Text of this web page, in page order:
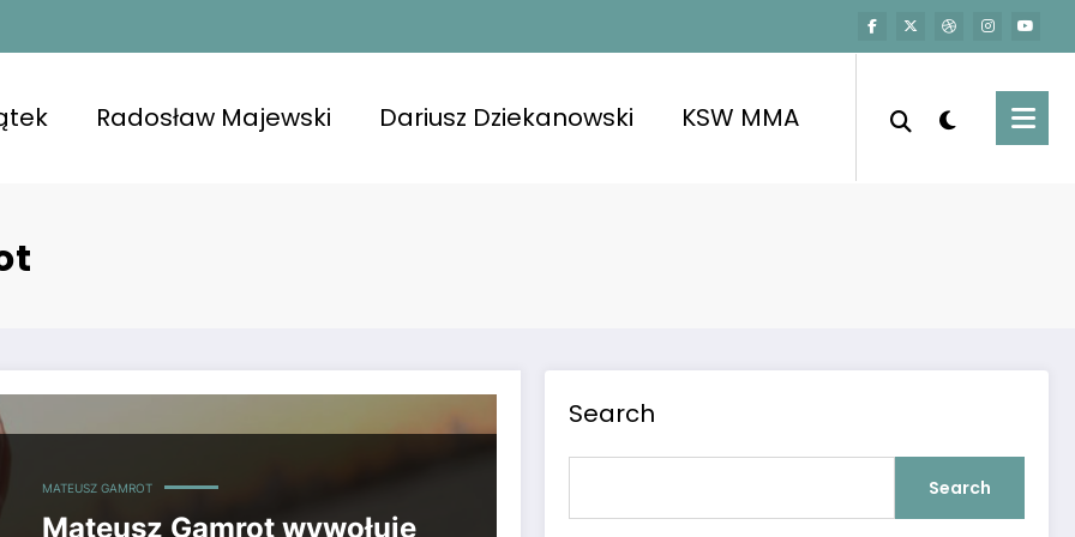
Radosław Majewski Dariusz Dziekanowski KSW MMA
zyskując uwagę gwiazdy UFC. Super Express
MATEUSZ GAMROT
Mateusz Gamrot wywołuje
Search
Search